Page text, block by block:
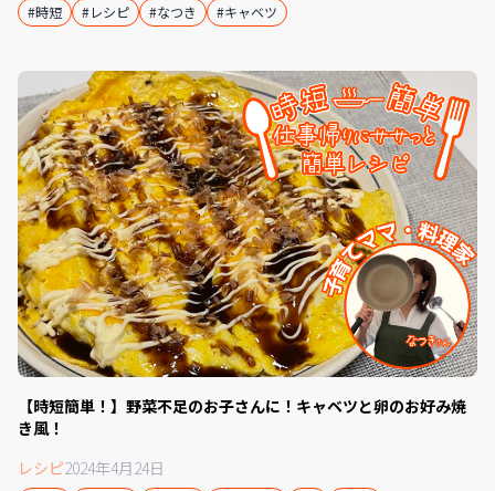
#時短 #レシピ #なつき #キャベツ
【時短簡単！】野菜不足のお子さんに！キャベツと卵のお好み焼
き風！
レシピ2024年4月24日